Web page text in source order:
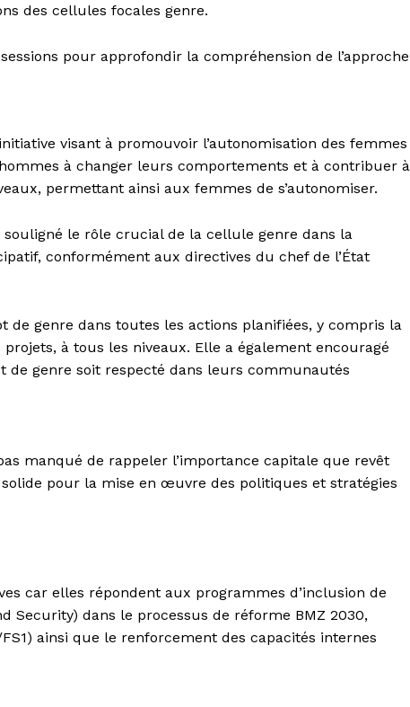
des cellules focales genre.
pour approfondir la compréhension de l’approche
visant à promouvoir l’autonomisation des femmes
à changer leurs comportements et à contribuer à
permettant ainsi aux femmes de s’autonomiser.
le rôle crucial de la cellule genre dans la
conformément aux directives du chef de l’État
de genre dans toutes les actions planifiées, y compris la
à tous les niveaux. Elle a également encouragé
genre soit respecté dans leurs communautés
manqué de rappeler l’importance capitale que revêt
pour la mise en œuvre des politiques et stratégies
car elles répondent aux programmes d’inclusion de
Security) dans le processus de réforme BMZ 2030,
ainsi que le renforcement des capacités internes